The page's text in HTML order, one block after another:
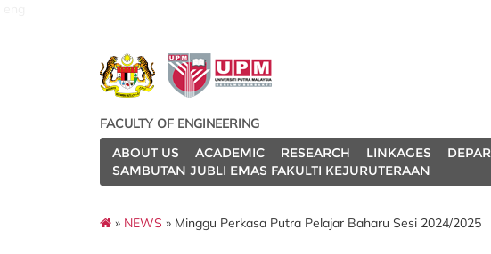
FACULTY OF ENGINEERING
ABOUT US
ACADEMIC RESEARCH LINKAGES
SAMBUTAN JUBLI EMAS FAKULTI KEJURUTERAAN
» NEWS » Minggu Perkasa Putra Pelajar Baharu Sesi 2024/2025